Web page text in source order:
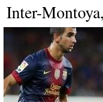
Inter-